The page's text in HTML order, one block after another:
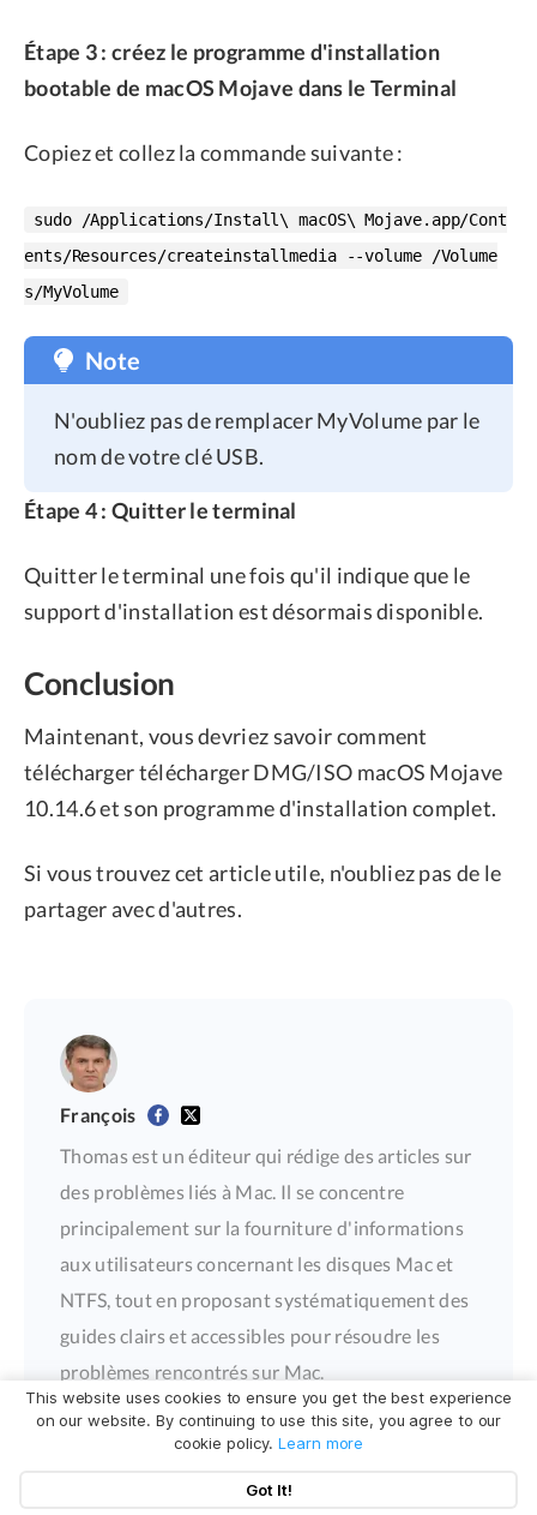
Étape 3 : créez le programme d'installation
bootable de macOS Mojave dans le Terminal
Copiez et collez la commande suivante :
sudo /Applications/Install\ macOS\ Mojave.app/Cont
ents/Resources/createinstallmedia --volume /Volume
s/MyVolume
Note
N'oubliez pas de remplacer MyVolume par le
nom de votre clé USB.
Étape 4 : Quitter le terminal
Quitter le terminal une fois qu'il indique que le
support d'installation est désormais disponible.
Conclusion
Maintenant, vous devriez savoir comment
télécharger télécharger DMG/ISO macOS Mojave
10.14.6 et son programme d'installation complet.
Si vous trouvez cet article utile, n'oubliez pas de le
partager avec d'autres.
François
Thomas est un éditeur qui rédige des articles sur
des problèmes liés à Mac. Il se concentre
principalement sur la fourniture d'informations
aux utilisateurs concernant les disques Mac et
NTFS, tout en proposant systématiquement des
guides clairs et accessibles pour résoudre les
problèmes rencontrés sur Mac.
This website uses cookies to ensure you get the best experience
on our website. By continuing to use this site, you agree to our
cookie policy.Learn more
Got It!